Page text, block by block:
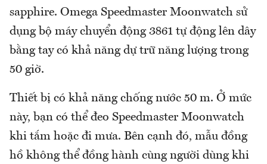
sapphire. Omega Speedmaster Moonwatch sử
dụng bộ máy chuyển động 3861 tự động lên dây
bằng tay có khả năng dự trữ năng lượng trong
50 giờ.
Thiết bị có khả năng chống nước 50 m. Ở mức
này, bạn có thể đeo Speedmaster Moonwatch
khi tắm hoặc đi mưa. Bên cạnh đó, mẫu đồng
hồ không thể đồng hành cùng người dùng khi